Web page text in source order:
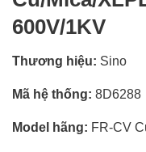
600V/1KV
Thương hiệu: Sino
Mã hệ thống: 8D6288
Model hãng: FR-CV